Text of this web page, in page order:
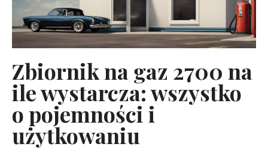
Zbiornik na gaz 2700 na
ile wystarcza: wszystko
o pojemności i
użytkowaniu